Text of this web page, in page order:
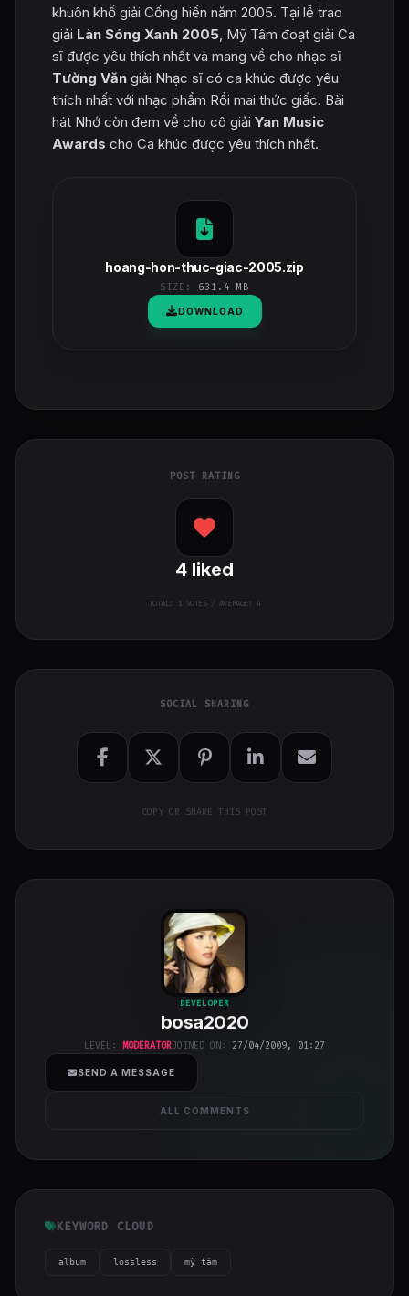
khuôn khổ giải Cống hiến năm 2005. Tại lễ trao
giải Làn Sóng Xanh 2005, Mỹ Tâm đoạt giải Ca
sĩ được yêu thích nhất và mang về cho nhạc sĩ
Tường Văn giải Nhạc sĩ có ca khúc được yêu
thích nhất với nhạc phẩm Rồi mai thức giấc. Bài
hát Nhớ còn đem về cho cô giải Yan Music
Awards cho Ca khúc được yêu thích nhất.
hoang-hon-thuc-giac-2005.zip
SIZE: 631.4 MB
DOWNLOAD
POST RATING
4 liked
TOTAL: 1VOTES / AVERAGE: 4
SOCIAL SHARING
COPY OR SHARE THIS POST
bosa2020
class="w-full
h-full object-
cover">
DEVELOPER
bosa2020
LEVEL: MODERATORJOINED ON: 27/04/2009, 01:27
SEND A MESSAGE
ALL COMMENTS
KEYWORD CLOUD
album lossless mỹ tâm